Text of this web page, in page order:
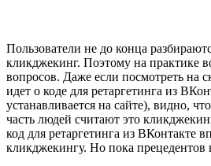
Пользователи не до конца
кликджекинг. Поэтому на практике
вопросов. Даже если посмотреть на
идет о коде для ретаргетинга из
устанавливается на сайте), видно,
часть людей считают это
код для ретаргетинга из ВКонтакте
кликджекингу. Но пока прецедентов